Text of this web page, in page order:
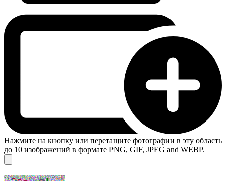
Нажмите на кнопку или перетащите фотографии в эту область
до 10 изображений в формате PNG, GIF, JPEG and WEBP.